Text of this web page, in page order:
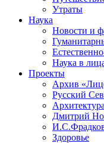
Утраты
Наука
Новости и
Наука в
Проекты
Архив
Русский
Дмитрий
Здоровье